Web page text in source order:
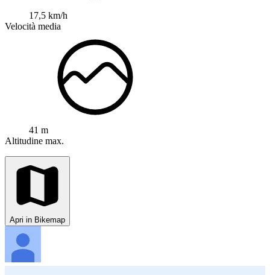
17,5 km/h
Velocità media
41 m
Altitudine max.
Apri in Bikemap